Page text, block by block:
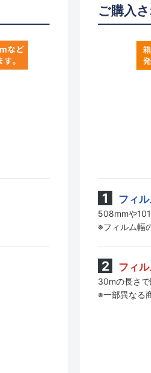
ご購入
フィ
508mmや
※フィルム幅
フィ
30mの長さで
※一部異なる